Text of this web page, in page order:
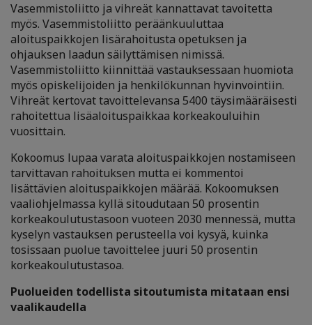
Vasemmistoliitto ja vihreät kannattavat tavoitetta
myös. Vasemmistoliitto peräänkuuluttaa
aloituspaikkojen lisärahoitusta opetuksen ja
ohjauksen laadun säilyttämisen nimissä.
Vasemmistoliitto kiinnittää vastauksessaan huomiota
myös opiskelijoiden ja henkilökunnan hyvinvointiin.
Vihreät kertovat tavoittelevansa 5400 täysimääräisesti
rahoitettua lisäaloituspaikkaa korkeakouluihin
vuosittain.
Kokoomus lupaa varata aloituspaikkojen nostamiseen
tarvittavan rahoituksen mutta ei kommentoi
lisättävien aloituspaikkojen määrää. Kokoomuksen
vaaliohjelmassa kyllä sitoudutaan 50 prosentin
korkeakoulutustasoon vuoteen 2030 mennessä, mutta
kyselyn vastauksen perusteella voi kysyä, kuinka
tosissaan puolue tavoittelee juuri 50 prosentin
korkeakoulutustasoa.
Puolueiden todellista sitoutumista mitataan ensi
vaalikaudella